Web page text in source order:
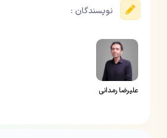
نویسندگان :
علیرضا رمدانی